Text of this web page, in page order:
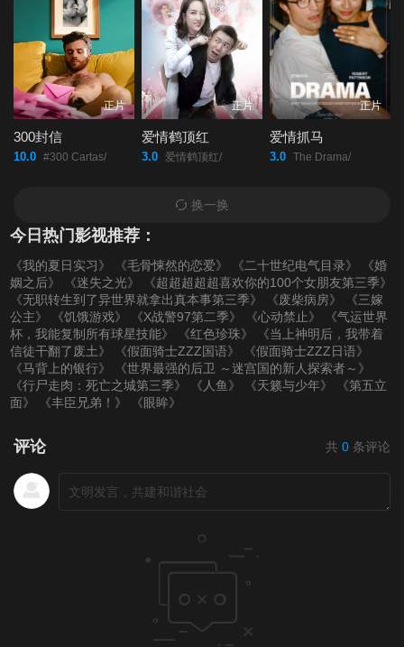
正片
300封信
10.0 #300 Cartas/
正片
爱情鹤顶红
3.0 爱情鹤顶红/
正片
爱情抓马
3.0 The Drama/
换一换
今日热门影视推荐：
《我的夏日实习》 《毛骨悚然的恋爱》 《二十世纪电气目录》
《婚
姻之后》
《迷失之光》
《超超超超超喜欢你的100个女朋友第三季》
《无职转生到了异世界就拿出真本事第三季》
《废柴病房》
《三嫁
公主》
《饥饿游戏》 《X战警97第二季》 《心动禁止》
《气运世界
杯，我能复制所有球星技能》
《红色珍珠》
《当上神明后，我带着
信徒干翻了废土》
《假面骑士ZZZ国语》
《假面骑士ZZZ日语》
《马背上的银行》
《世界最强的后卫 ～迷宫国的新人探索者～》
《行尸走肉：死亡之城第三季》
《人鱼》 《天籁与少年》
《第五立
面》
《丰臣兄弟！》 《眼眸》
评论 共 0 条评论